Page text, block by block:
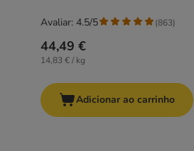
44,49 €
14,83 € / kg
Avaliar: 4.5/5 (863)
Adicionar ao carrinho